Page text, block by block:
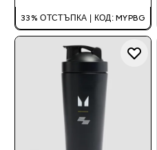
33% ОТСТЪПКА | КОД: MYPBG